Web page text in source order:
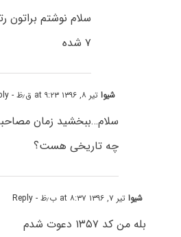
سلام نوشتم براتون
۷ شده
شیواتیر ۸, ۱۳۹۶ at ۹:۲۳ ق٫ظ - Reply
سلام…ببخشید زمان
چه تاریخی هست؟
شیواتیر ۷, ۱۳۹۶ at ۸:۳۷ ب٫ظ - Reply
بله من کد ۱۳۵۷ دعوت شدم